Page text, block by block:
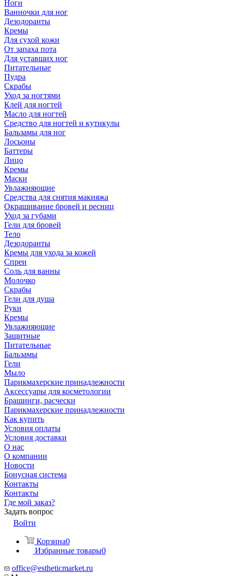
Ноги
Ванночки для ног
Дезодоранты
Кремы
Для сухой кожи
От запаха пота
Для уставших ног
Питательные
Пудра
Скрабы
Уход за ногтями
Клей для ногтей
Масло для ногтей
Средство для ногтей и кутикулы
Бальзамы для ног
Лосьоны
Баттеры
Лицо
Кремы
Маски
Увлажняющие
Средства для снятия макияжа
Окрашивание бровей и ресниц
Уход за губами
Гели для бровей
Тело
Дезодоранты
Кремы для ухода за кожей
Спреи
Соль для ванны
Молочко
Скрабы
Гели для душа
Руки
Кремы
Увлажняющие
Защитные
Питательные
Бальзамы
Гели
Мыло
Парикмахерские принадлежности
Аксессуары для косметологии
Брашинги, расчески
Парикмахерские принадлежности
Как купить
Условия оплаты
Условия доставки
О нас
О компании
Новости
Бонусная система
Контакты
Контакты
Где мой заказ?
Задать вопрос
Войти
Корзина0
Избранные товары0
office@estheticmarket.ru